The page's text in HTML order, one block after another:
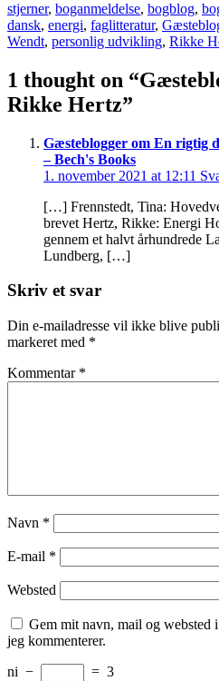
stjerner, boganmeldelse, bogblog,
dansk, energi, faglitteratur,
Wendt, personlig udvikling, Rikke
1 thought on “
Rikke Hertz”
Gæsteblogger om En rigtig
– Bech's Books
1. november 2021 at 12:11
[…] Frennstedt, Tina:
brevet Hertz, Rikke: Energi
gennem et halvt århundrede
Lundberg, […]
Skriv et svar
Din e-mailadresse vil ikke blive
markeret med *
Kommentar *
Navn *
E-mail *
Websted
Gem mit navn, mail og websted
jeg kommenterer.
ni − = 3